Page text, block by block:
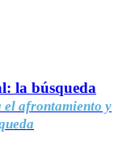
la búsqueda
afrontamiento y